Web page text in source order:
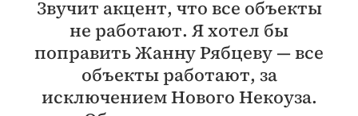
Звучит акцент, что все объекты
не работают. Я хотел бы
поправить Жанну Рябцеву — все
объекты работают, за
исключением Нового Некоуза.